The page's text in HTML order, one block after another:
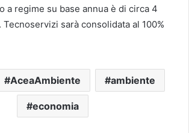
a regime su base annua è di circa 4
sarà consolidata al 100%
AceaAmbiente ambiente
economia